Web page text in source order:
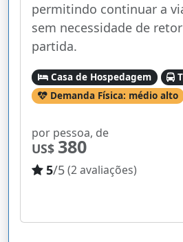
permitindo continuar a
sem necessidade de
partida.
Casa de Hospedagem
Demanda Física: médio alto
por pessoa, de
US$ 380
5/5(2 avaliações)